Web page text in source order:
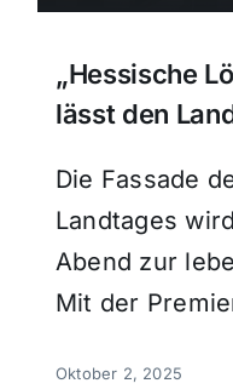
„Hessische
lässt den
Die Fassade
Landtages
Abend zur
Mit der
Oktober 2, 2025